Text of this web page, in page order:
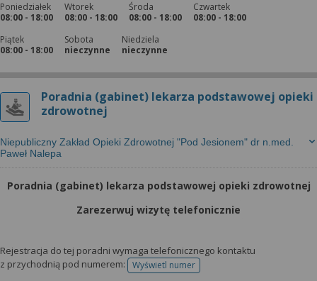
Poniedziałek
08:00 - 18:00
Wtorek
08:00 - 18:00
Środa
08:00 - 18:00
Czwartek
08:00 - 18:00
Piątek
08:00 - 18:00
Sobota
nieczynne
Niedziela
nieczynne
Poradnia (gabinet) lekarza podstawowej opieki
zdrowotnej
Niepubliczny Zakład Opieki Zdrowotnej "Pod Jesionem" dr n.med.
Paweł Nalepa
Poradnia (gabinet) lekarza podstawowej opieki zdrowotnej
Zarezerwuj wizytę telefonicznie
Rejestracja do tej poradni wymaga telefonicznego kontaktu
z przychodnią pod numerem:
Wyświetl numertelefonu do rejestracji